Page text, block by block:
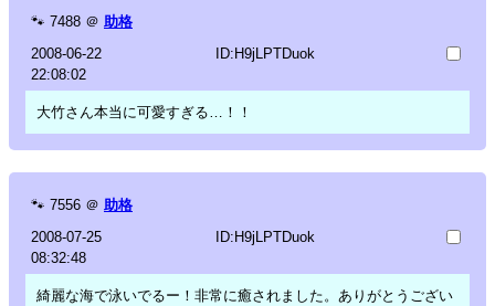
🐾 7488 ＠ 助格
2008-06-22
22:08:02
ID:H9jLPTDuok
大竹さん本当に可愛すぎる…！！
🐾 7556 ＠ 助格
2008-07-25
08:32:48
ID:H9jLPTDuok
綺麗な海で泳いでるー！非常に癒されました。ありがとうござい